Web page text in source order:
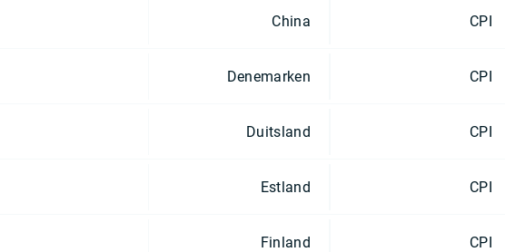
China CPI
Denemarken CPI
Duitsland CPI
Estland CPI
Finland CPI